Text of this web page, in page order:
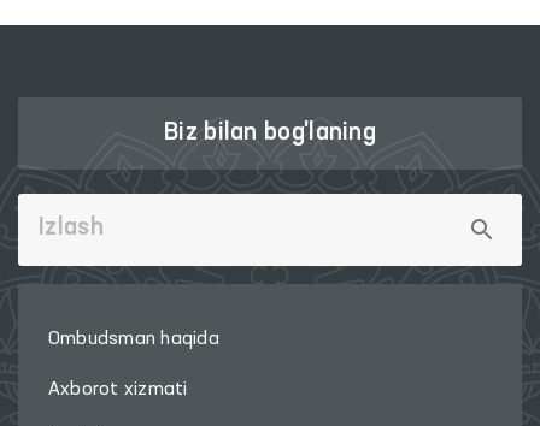
Biz bilan bog'laning
Ombudsman haqida
Axborot xizmati